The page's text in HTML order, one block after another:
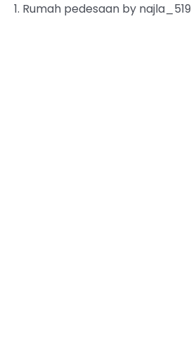
1. Rumah pedesaan by najla_519